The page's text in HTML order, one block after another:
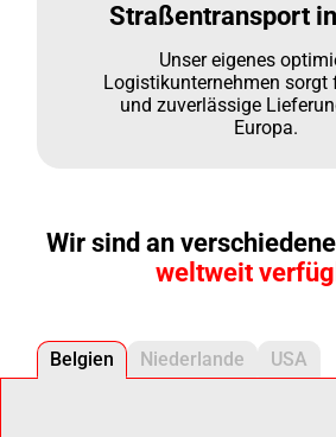
Straßentransport
Unser eigenes
Logistikunternehmen sorgt
und zuverlässige
Europa.
Wir sind an
weltweit
Belgien Niederlande USA